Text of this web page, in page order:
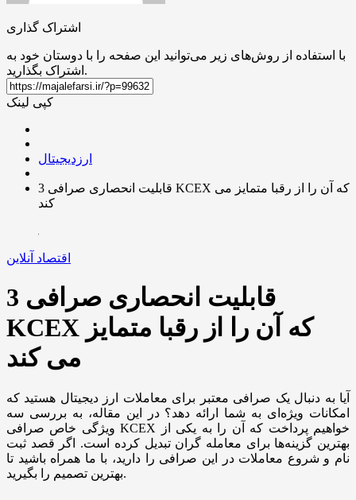
اشتراک گذاری
با استفاده از روش‌های زیر می‌توانید این صفحه را با دوستان خود به
اشتراک بگذارید.
کپی لینک
ارزدیجیتال
3 قابلیت انحصاری صرافی KCEX که آن را از رقبا متمایز می
کند
اقتصاد آنلاین
3 قابلیت انحصاری صرافی
KCEX که آن را از رقبا متمایز
می کند
آیا به دنبال یک صرافی معتبر برای معاملات ارز دیجیتال هستید که
امکانات ویژه‌ای به شما ارائه دهد؟ در این مقاله، به بررسی سه
ویژگی خاص صرافی KCEX خواهیم پرداخت که آن را به یکی از
بهترین گزینه‌ها برای معامله گران تبدیل کرده است. اگر قصد ثبت
نام و شروع معاملات در این صرافی را دارید، با ما همراه باشید تا
بهترین تصمیم را بگیرید.